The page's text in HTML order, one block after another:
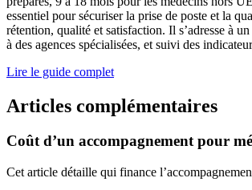
essentiel pour sécuriser la prise de poste et la
rétention, qualité et satisfaction. Il s’adresse à
à des agences spécialisées, et suivi des
Lire le guide complet
Articles complémentaires
Coût d’un accompagnement pour
Cet article détaille qui finance